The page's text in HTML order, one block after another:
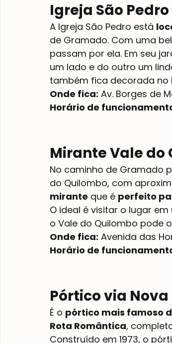
Igreja São Pedro
A Igreja São Pedro está
de Gramado. Com uma
passam por ela. Em seu
um lado e do outro um
também fica decorada no
Onde fica:
Horário de
Mirante Vale do
No caminho de Gramado
do Quilombo, com
mirante que é perfeito
O ideal é visitar o lugar
o Vale do Quilombo pode
Onde fica:
Horário de
Pórtico via
É o pórtico mais famoso
Rota Romântica,
Construído em 1973, o